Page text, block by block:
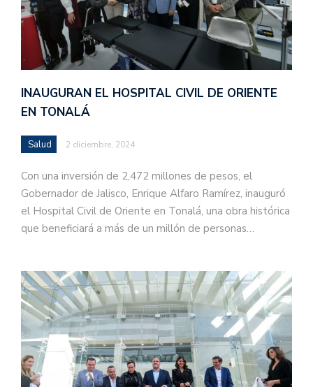
INAUGURAN EL HOSPITAL CIVIL DE ORIENTE
EN TONALÁ
Salud 2 diciembre, 2024
Con una inversión de 2,472 millones de pesos, el
Gobernador de Jalisco, Enrique Alfaro Ramírez, inauguró
el Hospital Civil de Oriente en Tonalá, una obra histórica
que beneficiará a más de un millón de personas…